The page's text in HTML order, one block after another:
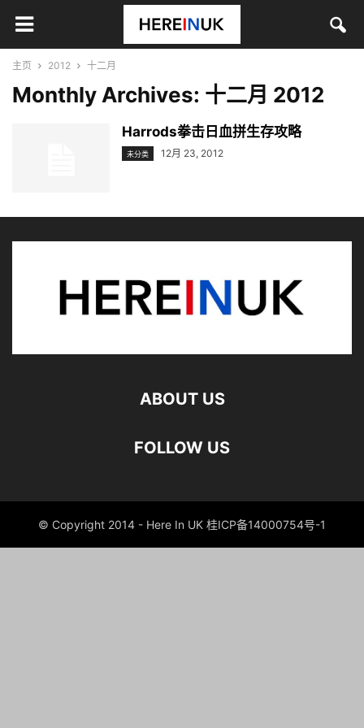
主页 2012 十二月
Monthly Archives: 十二月 2012
Harrods拳击日血拼生存攻略
未分类 12月 23, 2012
ABOUT US
FOLLOW US
© Copyright 2014 - Here In UK 桂ICP备14000754号-1